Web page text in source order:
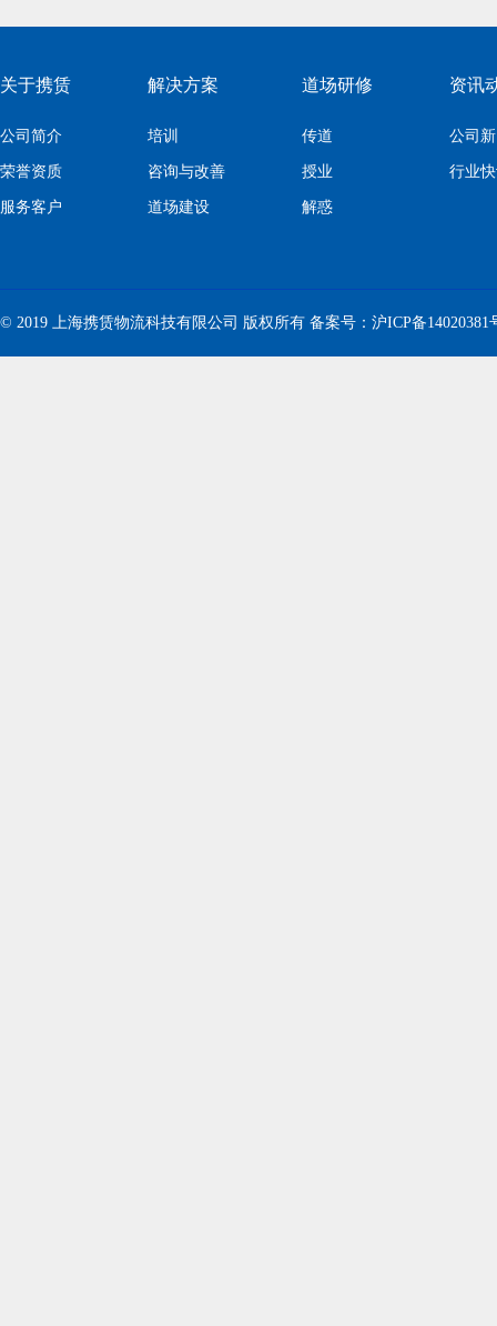
关于携赁
公司简介
荣誉资质
服务客户
解决方案
培训
咨询与改善
道场建设
道场研修
传道
授业
解惑
资讯
公司
行业
© 2019 上海携赁物流科技有限公司 版权所有 备案号： 沪ICP备14020381